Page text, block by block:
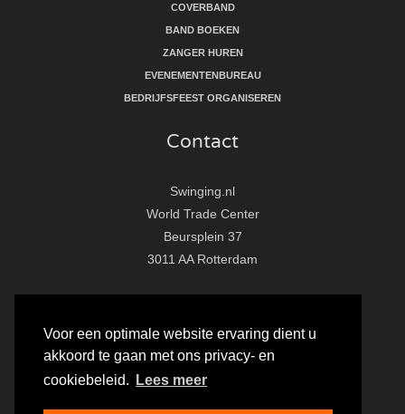
Voor een optimale website ervaring dient u
akkoord te gaan met ons privacy- en
cookiebeleid.
Lees meer
COVERBAND
BAND BOEKEN
ZANGER HUREN
EVENEMENTENBUREAU
BEDRIJFSFEEST ORGANISEREN
Contact
Swinging.nl
World Trade Center
Beursplein 37
3011 AA Rotterdam
E:
info@swinging.nl
F
a
I
n
o